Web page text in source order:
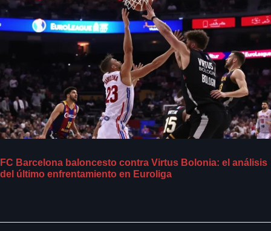
FC Barcelona baloncesto contra Virtus Bolonia: el análisis
del último enfrentamiento en Euroliga